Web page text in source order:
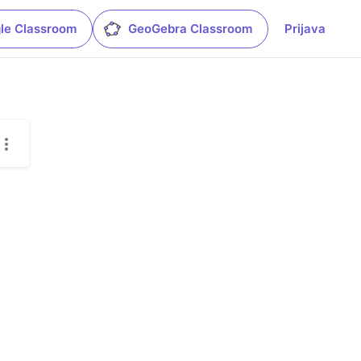
Classroom GeoGebra Classroom Prijava